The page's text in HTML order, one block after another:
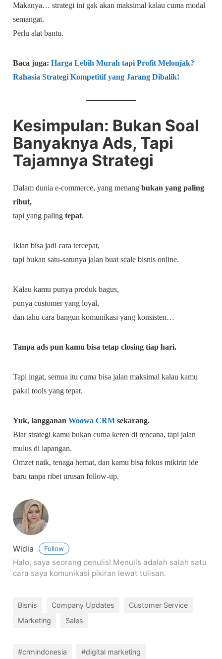
Makanya… strategi ini gak akan maksimal kalau cuma modal
semangat.
Perlu alat bantu.
Baca juga:Harga Lebih Murah tapi Profit Melonjak?
Rahasia Strategi Kompetitif yang Jarang Dibalik!
Kesimpulan: Bukan Soal
Banyaknya Ads, Tapi
Tajamnya Strategi
Dalam dunia e-commerce, yang menangbukan yang paling
ribut,
tapi yang palingtepat.
Iklan bisa jadi cara tercepat,
tapi bukan satu-satunya jalan buat scale bisnis online.
Kalau kamu punya produk bagus,
punya customer yang loyal,
dan tahu cara bangun komunikasi yang konsisten…
Tanpa ads pun kamu bisa tetap closing tiap hari.
Tapi ingat, semua itu cuma bisa jalan maksimal kalau kamu
pakai tools yang tepat.
Yuk, langgananWoowa CRM sekarang.
Biar strategi kamu bukan cuma keren di rencana, tapi jalan
mulus di lapangan.
Omzet naik, tenaga hemat, dan kamu bisa fokus mikirin ide
baru tanpa ribet urusan follow-up.
Widia Follow
Halo, saya seorang penulis! Menulis adalah salah satu
cara saya komunikasi pikiran lewat tulisan.
Bisnis Company Updates
Customer Service
Marketing
Sales
#crmindonesia #digital marketing